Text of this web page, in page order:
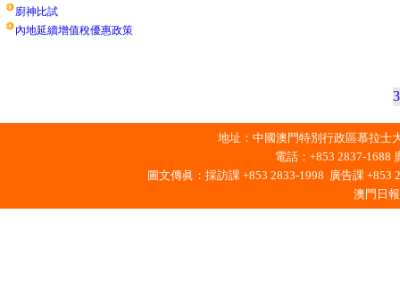
廚神比試
內地延續增值稅優惠政策
3